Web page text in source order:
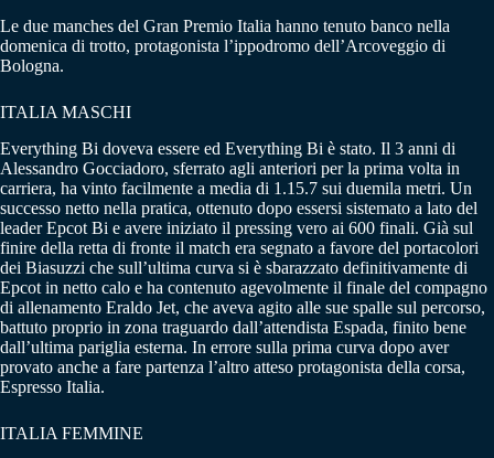
Le due manches del Gran Premio Italia hanno tenuto banco nella
domenica di trotto, protagonista l’ippodromo dell’Arcoveggio di
Bologna.
ITALIA MASCHI
Everything Bi doveva essere ed Everything Bi è stato. Il 3 anni di
Alessandro Gocciadoro, sferrato agli anteriori per la prima volta in
carriera, ha vinto facilmente a media di 1.15.7 sui duemila metri. Un
successo netto nella pratica, ottenuto dopo essersi sistemato a lato del
leader Epcot Bi e avere iniziato il pressing vero ai 600 finali. Già sul
finire della retta di fronte il match era segnato a favore del portacolori
dei Biasuzzi che sull’ultima curva si è sbarazzato definitivamente di
Epcot in netto calo e ha contenuto agevolmente il finale del compagno
di allenamento Eraldo Jet, che aveva agito alle sue spalle sul percorso,
battuto proprio in zona traguardo dall’attendista Espada, finito bene
dall’ultima pariglia esterna. In errore sulla prima curva dopo aver
provato anche a fare partenza l’altro atteso protagonista della corsa,
Espresso Italia.
ITALIA FEMMINE